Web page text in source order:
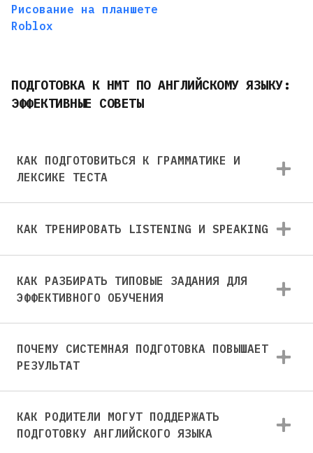
Рисование на планшете
Roblox
ПОДГОТОВКА К НМТ ПО АНГЛИЙСКОМУ ЯЗЫКУ:
ЭФФЕКТИВНЫЕ СОВЕТЫ
КАК ПОДГОТОВИТЬСЯ К ГРАММАТИКЕ И
ЛЕКСИКЕ ТЕСТА
КАК ТРЕНИРОВАТЬ LISTENING И SPEAKING
КАК РАЗБИРАТЬ ТИПОВЫЕ ЗАДАНИЯ ДЛЯ
ЭФФЕКТИВНОГО ОБУЧЕНИЯ
ПОЧЕМУ СИСТЕМНАЯ ПОДГОТОВКА ПОВЫШАЕТ
РЕЗУЛЬТАТ
КАК РОДИТЕЛИ МОГУТ ПОДДЕРЖАТЬ
ПОДГОТОВКУ АНГЛИЙСКОГО ЯЗЫКА